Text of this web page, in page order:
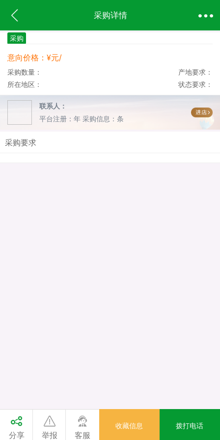
采购详情
分享 举报 客服
收藏信息 拨打电话
采购
意向价格：¥元/
采购数量：
所在地区：
产地要求：
状态要求：
联系人：
平台注册：年 采购信息：条
采购要求